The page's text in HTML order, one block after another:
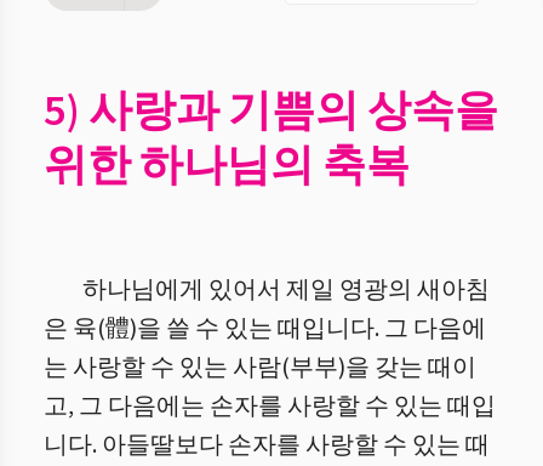
5) 사랑과 기쁨의 상속을
위한 하나님의 축복
하나님에게 있어서 제일 영광의 새아침
은 육(體)을 쓸 수 있는 때입니다. 그 다음에
는 사랑할 수 있는 사람(부부)을 갖는 때이
고, 그 다음에는 손자를 사랑할 수 있는 때입
니다. 아들딸보다 손자를 사랑할 수 있는 때